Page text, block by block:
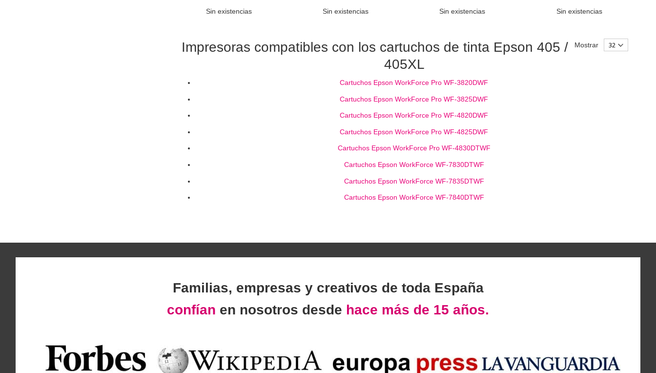
Sin existencias Sin existencias Sin existencias Sin existencias
Mostrar
Impresoras compatibles con los cartuchos de tinta Epson 405 /
405XL
Cartuchos Epson WorkForce Pro WF-3820DWF
Cartuchos Epson WorkForce Pro WF-3825DWF
Cartuchos Epson WorkForce Pro WF-4820DWF
Cartuchos Epson WorkForce Pro WF-4825DWF
Cartuchos Epson WorkForce Pro WF-4830DTWF
Cartuchos Epson WorkForce WF-7830DTWF
Cartuchos Epson WorkForce WF-7835DTWF
Cartuchos Epson WorkForce WF-7840DTWF
Familias, empresas y creativos de toda España
confían en nosotros desde hace más de 15 años.